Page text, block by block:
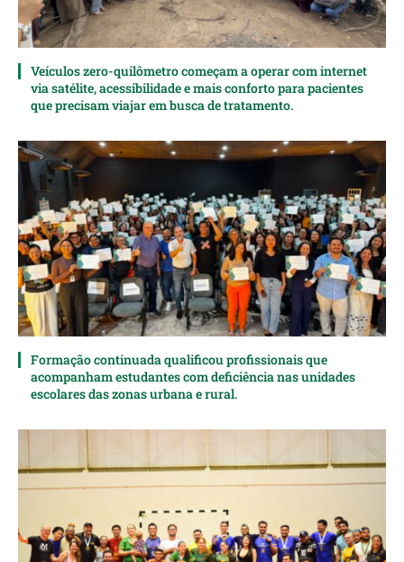
Veículos zero-quilômetro começam a operar com internet
via satélite, acessibilidade e mais conforto para pacientes
que precisam viajar em busca de tratamento.
Formação continuada qualificou profissionais que
acompanham estudantes com deficiência nas unidades
escolares das zonas urbana e rural.